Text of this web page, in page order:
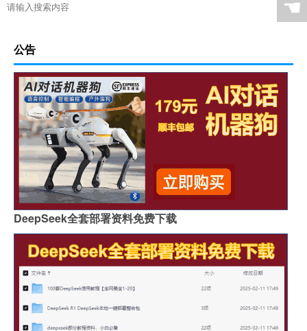
☚
公告
DeepSeek全套部署资料免费下载